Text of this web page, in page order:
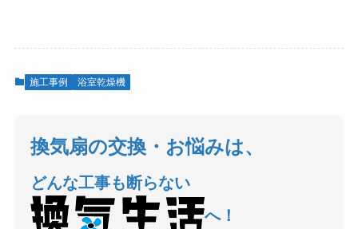
施工事例 浴室乾燥機
換気扇の交換・お悩みは、
どんな工事も断らない
へ！